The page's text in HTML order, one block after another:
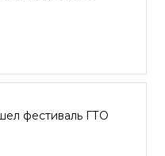
фестиваль ГТО